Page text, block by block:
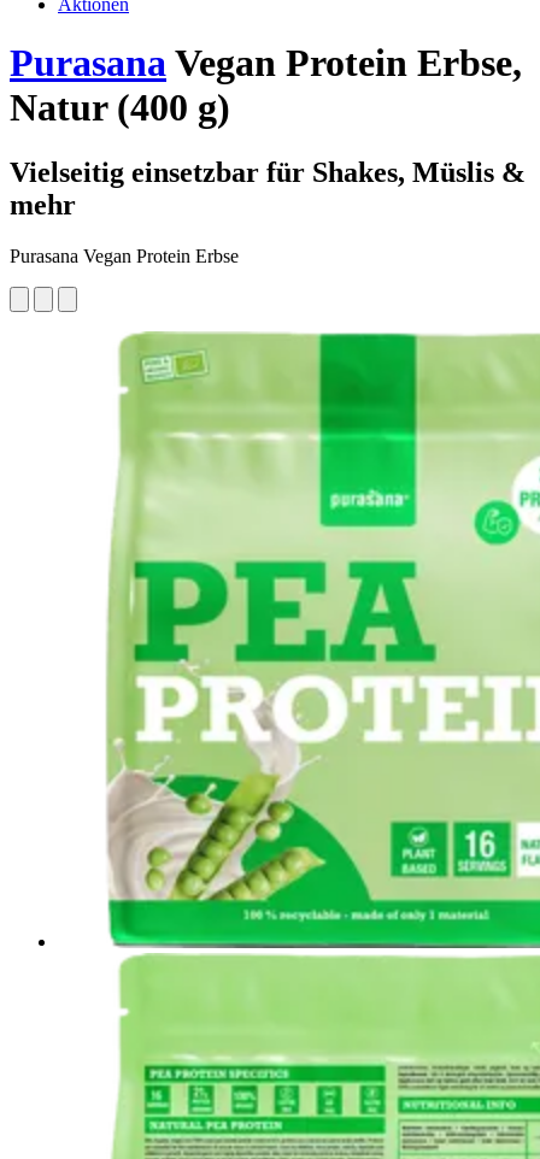
Aktionen
PurasanaVegan Protein Erbse,
Natur (400 g)
Vielseitig einsetzbar für Shakes, Müslis &
mehr
Purasana Vegan Protein Erbse